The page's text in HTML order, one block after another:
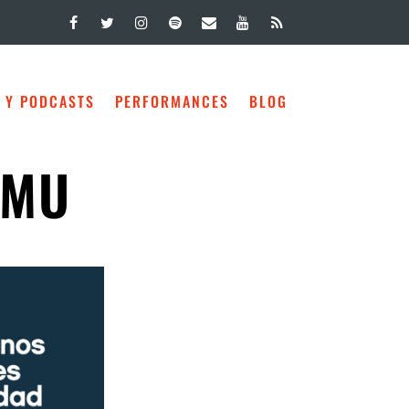
PODCASTS PERFORMANCES BLOG